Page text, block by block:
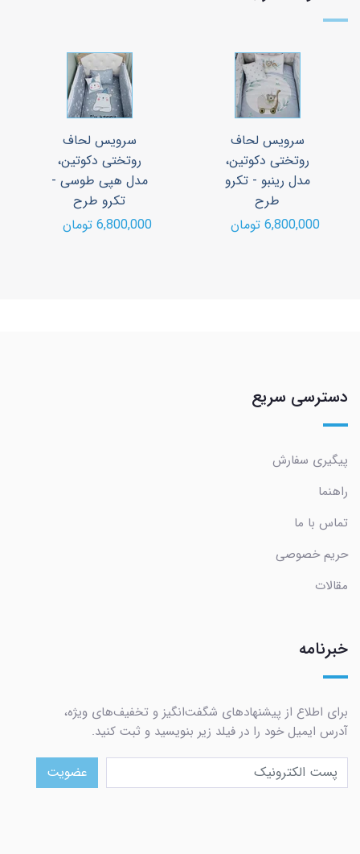
سرویس لحاف
روتختی دکوتین،
مدل هپی طوسی -
تکرو طرح
6,800,000 تومان
سرویس لحاف
روتختی دکوتین،
مدل هپی صورتی -
تکرو طرح
6,800,000 تومان
دسترسی سریع
پیگیری سفارش
راهنما
تماس با ما
حریم خصوصی
مقالات
خبرنامه
برای اطلاع از پیشنهادهای شگفت‌انگیز و تخفیف‌های ویژه،
آدرس ایمیل خود را در فیلد زیر بنویسید و ثبت کنید.
عضویت